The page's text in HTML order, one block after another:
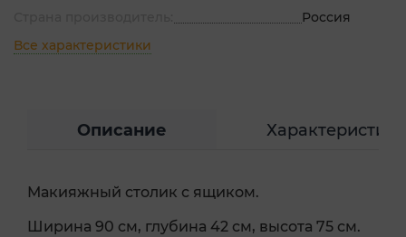
Россия
Все характеристики
Описание Характеристики
Макияжный столик с ящиком.
Ширина 90 см, глубина 42 см, высота 75 см.